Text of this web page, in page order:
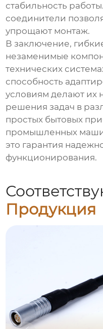
стабильность
соединители
упрощают монтаж.
В заключение,
незаменимые
технических
способность
условиям делают их
решения задач в
простых бытовых
промышленных
это гарантия
функционирования.
Продукция